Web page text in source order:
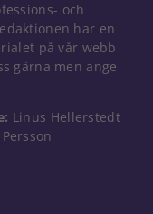
och
har en
på vår webb
gärna men ange
Linus Hellerstedt